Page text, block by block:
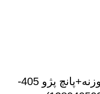
کابل کلاچ اتومات پشت وزنه+پانچ پژو 405-